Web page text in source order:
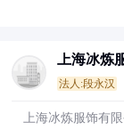
上海冰炼
法人:段永汉
上海冰炼服饰有